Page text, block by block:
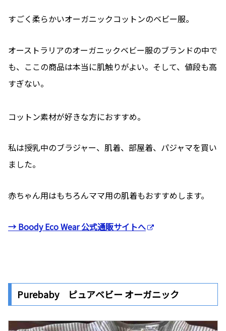
すごく柔らかいオーガニックコットンのベビー服。
オーストラリアのオーガニックベビー服のブランドの中で
も、ここの商品は本当に肌触りがよい。そして、値段も高
すぎない。
コットン素材が好きな方におすすめ。
私は授乳中のブラジャー、肌着、部屋着、パジャマを買い
ました。
赤ちゃん用はもちろんママ用の肌着もおすすめします。
→ Boody Eco Wear 公式通販サイトへ
Purebaby ピュアベビー オーガニック